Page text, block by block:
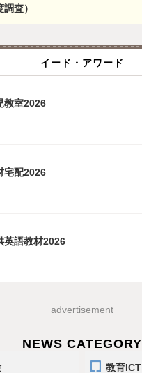
調査）
イード・アワード
教室2026
宅配2026
英語教材2026
advertisement
NEWS CATEGORY
教育ICT